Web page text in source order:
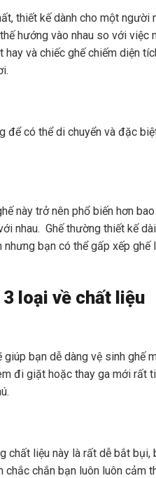
thiết kế dành cho một người
hướng vào nhau so với
và chiếc ghế chiếm diện
để có thể di chuyển và đặc
này trở nên phổ biến hơn
nhau. Ghế thường thiết kế
bạn có thể gấp xếp
loại về chất liệu
bạn dễ dàng vệ sinh ghế
đi giặt hoặc thay ga mới rất
liệu này là rất dễ bắt bụi,
chắn bạn luôn luôn cảm